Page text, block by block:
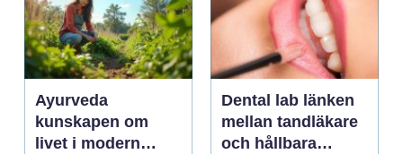
Ayurveda
kunskapen om
livet i modern
Dental lab länken
mellan tandläkare
och hållbara